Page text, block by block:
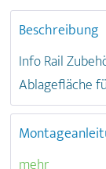
Beschreibung
Info Rail
Ablagefläche